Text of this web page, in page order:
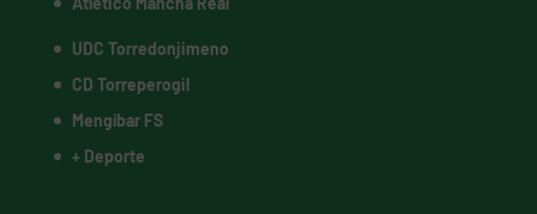
UDC Torredonjimeno
CD Torreperogil
Mengíbar FS
+ Deporte